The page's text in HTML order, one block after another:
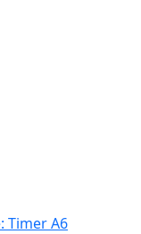
Timer A6